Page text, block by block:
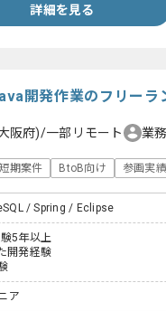
詳細を見る
開発作業のフリーラ
阪府)/一部リモート 業
短期案件 BtoB向け 参画実
/ Spring / Eclipse
5年以上
開発経験
ア